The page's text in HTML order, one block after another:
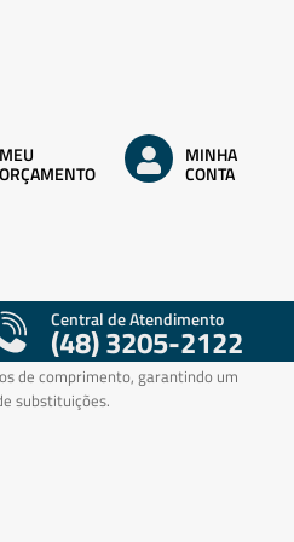
MEU
ORÇAMENTO
MINHA
CONTA
Central de Atendimento
(48) 3205-2122
(fardo/branco
seu escritório, estabelecimento
Cada fardo contém 8 rolos,
de comprimento, garantindo um
substituições.